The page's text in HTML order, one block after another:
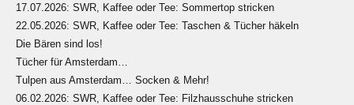
17.07.2026: SWR, Kaffee oder Tee: Sommertop stricken
22.05.2026: SWR, Kaffee oder Tee: Taschen & Tücher häkeln
Die Bären sind los!
Tücher für Amsterdam…
Tulpen aus Amsterdam… Socken & Mehr!
06.02.2026: SWR, Kaffee oder Tee: Filzhausschuhe stricken